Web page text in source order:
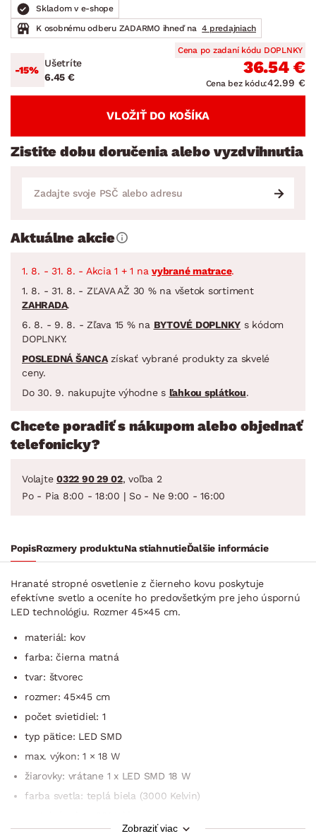
Skladom v e-shope
K osobnému odberu ZADARMO ihneď na 4 predajniach
-15%
Ušetríte
6.45 €
Cena po zadaní kódu DOPLNKY
36.54 €
Cena bez kódu:42.99 €
VLOŽIŤ DO KOŠÍKA
Zistite dobu doručenia alebo vyzdvihnutia
Aktuálne akcie
1. 8. - 31. 8. - Akcia 1 + 1 na vybrané matrace.
1. 8. - 31. 8. - ZĽAVA AŽ 30 % na všetok sortiment
ZAHRADA.
6. 8. - 9. 8. - Zľava 15 % na BYTOVÉ DOPLNKY s kódom
DOPLNKY.
POSLEDNÁ ŠANCAzískať vybrané produkty za skvelé
ceny.
Do 30. 9. nakupujte výhodne s ľahkou splátkou.
Chcete poradiť s nákupom alebo objednať
telefonicky?
Volajte 0322 90 29 02, voľba 2
Po - Pia 8:00 - 18:00 | So - Ne 9:00 - 16:00
PopisRozmery produktuNa stiahnutieĎalšie informácie
Hranaté stropné osvetlenie z čierneho kovu poskytuje
efektívne svetlo a oceníte ho predovšetkým pre jeho úspornú
LED technológiu. Rozmer 45×45 cm.
materiál: kov
farba: čierna matná
tvar: štvorec
rozmer: 45×45 cm
počet svietidiel: 1
typ pätice: LED SMD
max. výkon: 1 × 18 W
žiarovky: vrátane 1 x LED SMD 18 W
farba svetla: teplá biela (3000 Kelvin)
Zobraziť viac